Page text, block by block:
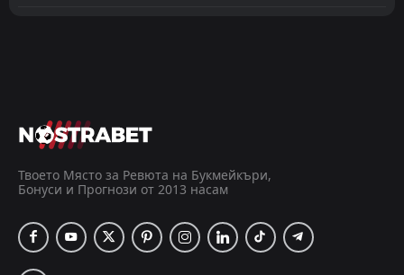
23Aug
ФК Сервет
08Aug
Грасхопърс
Твоето Място за Ревюта на Букмейкъри,
Бонуси и Прогнози от 2013 насам